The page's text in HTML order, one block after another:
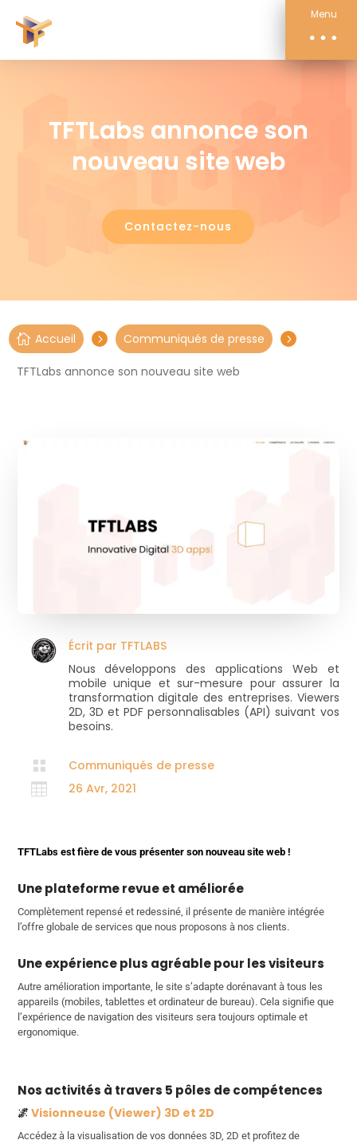
Menu
TFTLabs annonce son
nouveau site web
Contactez-nous
 Accueil 5 Communiqués de presse 5
TFTLabs annonce son nouveau site web
Écrit par TFTLABS
Nous développons des applications Web et
mobile unique et sur-mesure pour assurer la
transformation digitale des entreprises. Viewers
2D, 3D et PDF personnalisables (API) suivant vos
besoins.

Communiqués de presse

26 Avr, 2021
TFTLabs est fière de vous présenter son nouveau site web !
Une plateforme revue et améliorée
Complètement repensé et redessiné, il présente de manière intégrée
l’offre globale de services que nous proposons à nos clients.
Une expérience plus agréable pour les visiteurs
Autre amélioration importante, le site s’adapte dorénavant à tous les
appareils (mobiles, tablettes et ordinateur de bureau). Cela signifie que
l’expérience de navigation des visiteurs sera toujours optimale et
ergonomique.
Nos activités à travers 5 pôles de compétences
🌌Visionneuse (Viewer) 3D et 2D
Accédez à la visualisation de vos données 3D, 2D et profitez de